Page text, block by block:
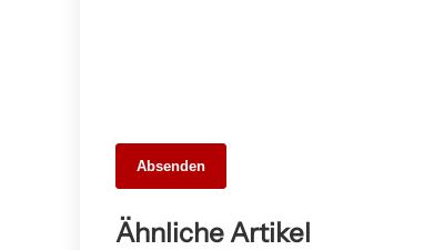
Absenden
Ähnliche Artikel
17. April 2026
Last Knights – Eine kritische